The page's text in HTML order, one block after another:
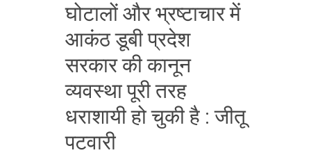
घोटालों और भ्रष्टाचार में
आकंठ डूबी प्रदेश
सरकार की कानून
व्यवस्था पूरी तरह
धराशायी हो चुकी है : जीतू
पटवारी